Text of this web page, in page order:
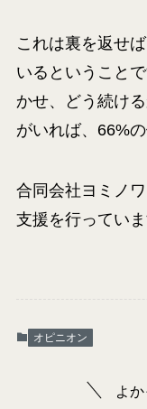
これは裏を返せ
いるということ
かせ、どう続け
がいれば、66%
合同会社ヨミノ
支援を行っていま
オピニオン
よ